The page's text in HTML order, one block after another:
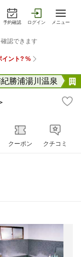
予約確認 ログイン メニュー
勝浦湯川温泉
クーポン クチコミ